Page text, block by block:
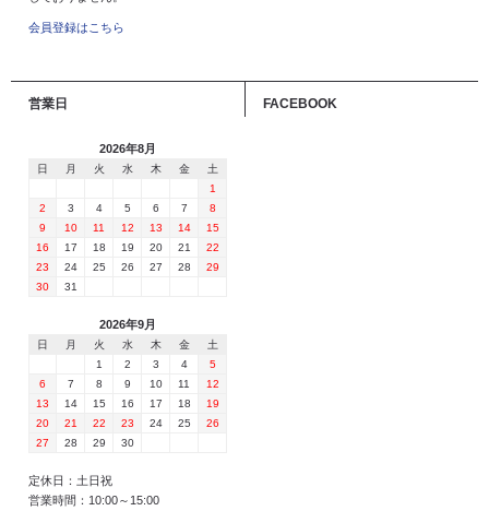
会員登録はこちら
営業日
2026年8月
日 月 火 水 木 金
土
1
2
3 4 5 6 7
8
9
10 11 12 13 14
15
16
17 18 19 20 21
22
23
24 25 26 27 28
29
30
31
2026年9月
日 月 火 水 木 金
土
1
2 3 4
5
6
7 8 9 10 11
12
13
14 15 16 17 18
19
20
21 22 23 24 25
26
27
28 29 30
定休日：土日祝
営業時間：10:00～15:00
FACEBOOK